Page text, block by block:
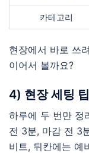
카테고리
현장에서 바로 쓰
이어서 볼까요?
4) 현장 세팅 팁
하루에 두 번만 정
전 3분, 마감 전 3
비트, 뒤칸에는 예